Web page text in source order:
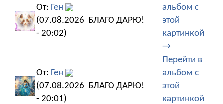
От: Ген
(07.08.2026
- 20:02)
БЛАГО ДАРЮ!
альбом с
этой
картинкой
→
От: Ген
(07.08.2026
- 20:01)
БЛАГО ДАРЮ!
Перейти в
альбом с
этой
картинкой